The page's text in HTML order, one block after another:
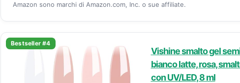
Amazon sono marchi di Amazon.com, Inc. o sue affiliate.
Bestseller #4
Vishine smalto gel
bianco latte, rosa,
con UV/LED, 8 ml